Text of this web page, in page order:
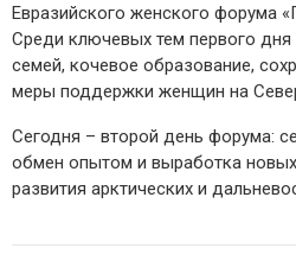
Евразийского женского форума
Среди ключевых тем первого
семей, кочевое образование,
меры поддержки женщин на
Сегодня – второй день форума:
обмен опытом и выработка
развития арктических и